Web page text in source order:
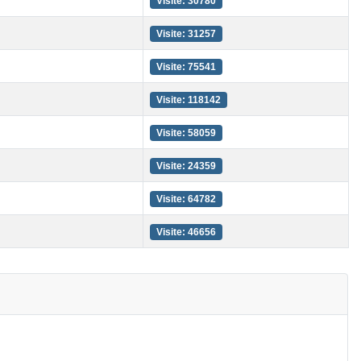
Visite: 31257
Visite: 75541
Visite: 118142
Visite: 58059
Visite: 24359
Visite: 64782
Visite: 46656